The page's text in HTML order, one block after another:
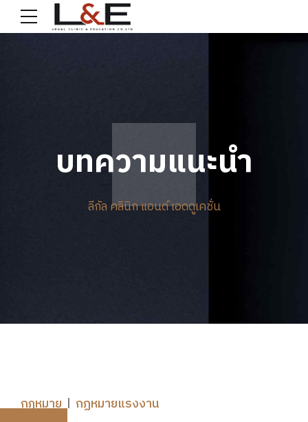
บทความแนะนำ
ลีกัล คลินิก แอนด์ เอดดูเคชั่น
กฎหมาย กฏหมายแรงงาน